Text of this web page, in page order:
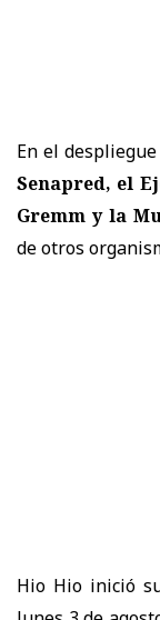
En el
Senapred, el
Gremm y la
de otros
Hio Hio inició